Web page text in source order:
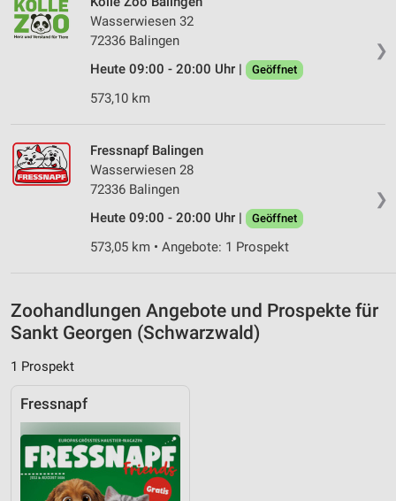
❯
Wasserwiesen 32
72336 Balingen
Heute 09:00 - 20:00 Uhr |
Geöffnet
573,10 km
❯
Fressnapf Balingen
Wasserwiesen 28
72336 Balingen
Heute 09:00 - 20:00 Uhr |
Geöffnet
573,05 km • Angebote: 1 Prospekt
Zoohandlungen Angebote und Prospekte für
Sankt Georgen (Schwarzwald)
1 Prospekt
Fressnapf
IAB-Besonderheiten:
Verwendung genauer Standortdaten
Informationen identifizieren
Notwendig
Performance